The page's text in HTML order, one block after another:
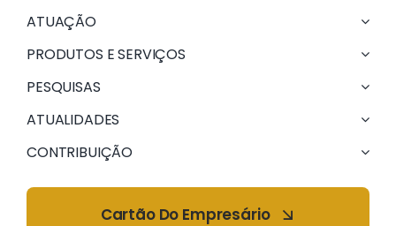
ATUAÇÃO
PRODUTOS E SERVIÇOS
PESQUISAS
ATUALIDADES
CONTRIBUIÇÃO
Cartão Do Empresário